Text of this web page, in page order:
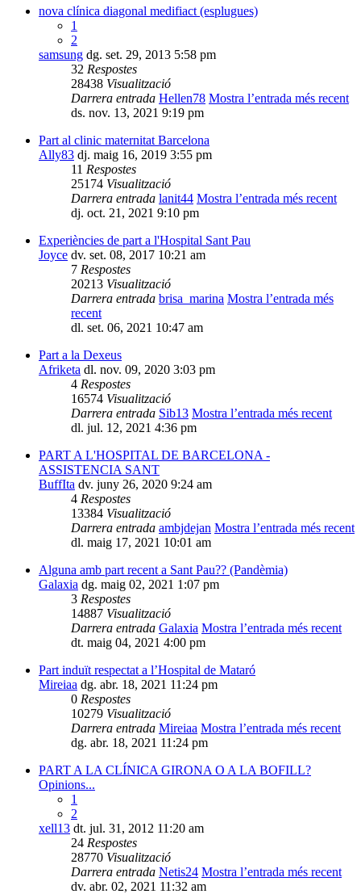
nova clínica diagonal medifiact (esplugues)
1
2
samsung dg. set. 29, 2013 5:58 pm
32 Respostes
28438 Visualització
Darrera entrada Hellen78 Mostra l’entrada més recent
ds. nov. 13, 2021 9:19 pm
Part al clinic maternitat Barcelona
Ally83 dj. maig 16, 2019 3:55 pm
11 Respostes
25174 Visualització
Darrera entrada lanit44 Mostra l’entrada més recent
dj. oct. 21, 2021 9:10 pm
Experiències de part a l'Hospital Sant Pau
Joyce dv. set. 08, 2017 10:21 am
7 Respostes
20213 Visualització
Darrera entrada brisa_marina Mostra l’entrada més
recent
dl. set. 06, 2021 10:47 am
Part a la Dexeus
Afriketa dl. nov. 09, 2020 3:03 pm
4 Respostes
16574 Visualització
Darrera entrada Sib13 Mostra l’entrada més recent
dl. jul. 12, 2021 4:36 pm
PART A L'HOSPITAL DE BARCELONA -
ASSISTENCIA SANT
BuffIta dv. juny 26, 2020 9:24 am
4 Respostes
13384 Visualització
Darrera entrada ambjdejan Mostra l’entrada més recent
dl. maig 17, 2021 10:01 am
Alguna amb part recent a Sant Pau?? (Pandèmia)
Galaxia dg. maig 02, 2021 1:07 pm
3 Respostes
14887 Visualització
Darrera entrada Galaxia Mostra l’entrada més recent
dt. maig 04, 2021 4:00 pm
Part induït respectat a l’Hospital de Mataró
Mireiaa dg. abr. 18, 2021 11:24 pm
0 Respostes
10279 Visualització
Darrera entrada Mireiaa Mostra l’entrada més recent
dg. abr. 18, 2021 11:24 pm
PART A LA CLÍNICA GIRONA O A LA BOFILL?
Opinions...
1
2
xell13 dt. jul. 31, 2012 11:20 am
24 Respostes
28770 Visualització
Darrera entrada Netis24 Mostra l’entrada més recent
dv. abr. 02, 2021 11:32 am